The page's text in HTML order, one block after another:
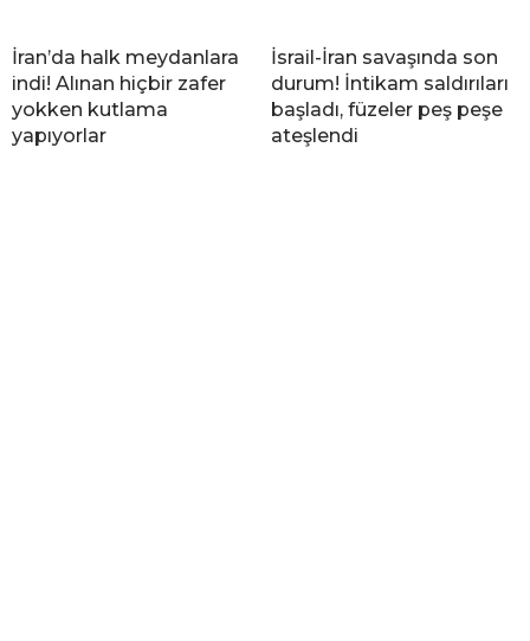
İran’da halk meydanlara
indi! Alınan hiçbir zafer
yokken kutlama
yapıyorlar
İsrail-İran savaşında son
durum! İntikam saldırıları
başladı, füzeler peş peşe
ateşlendi